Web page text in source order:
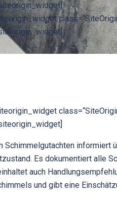
Schimmelgutachten informiert
Es dokumentiert alle
auch
und gibt eine